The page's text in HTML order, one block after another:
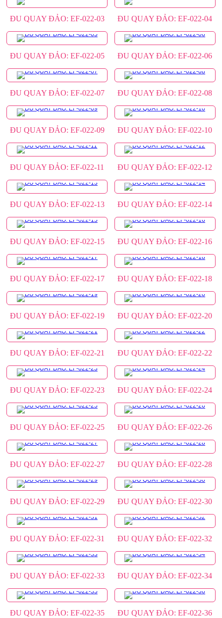
ĐU QUAY ĐẢO: EF-022-03 ĐU QUAY ĐẢO: EF-022-04
ĐU QUAY ĐẢO: EF-022-05 ĐU QUAY ĐẢO: EF-022-06
ĐU QUAY ĐẢO: EF-022-07 ĐU QUAY ĐẢO: EF-022-08
ĐU QUAY ĐẢO: EF-022-09 ĐU QUAY ĐẢO: EF-022-10
ĐU QUAY ĐẢO: EF-022-11 ĐU QUAY ĐẢO: EF-022-12
ĐU QUAY ĐẢO: EF-022-13 ĐU QUAY ĐẢO: EF-022-14
ĐU QUAY ĐẢO: EF-022-15 ĐU QUAY ĐẢO: EF-022-16
ĐU QUAY ĐẢO: EF-022-17 ĐU QUAY ĐẢO: EF-022-18
ĐU QUAY ĐẢO: EF-022-19 ĐU QUAY ĐẢO: EF-022-20
ĐU QUAY ĐẢO: EF-022-21 ĐU QUAY ĐẢO: EF-022-22
ĐU QUAY ĐẢO: EF-022-23 ĐU QUAY ĐẢO: EF-022-24
ĐU QUAY ĐẢO: EF-022-25 ĐU QUAY ĐẢO: EF-022-26
ĐU QUAY ĐẢO: EF-022-27 ĐU QUAY ĐẢO: EF-022-28
ĐU QUAY ĐẢO: EF-022-29 ĐU QUAY ĐẢO: EF-022-30
ĐU QUAY ĐẢO: EF-022-31 ĐU QUAY ĐẢO: EF-022-32
ĐU QUAY ĐẢO: EF-022-33 ĐU QUAY ĐẢO: EF-022-34
ĐU QUAY ĐẢO: EF-022-35 ĐU QUAY ĐẢO: EF-022-36